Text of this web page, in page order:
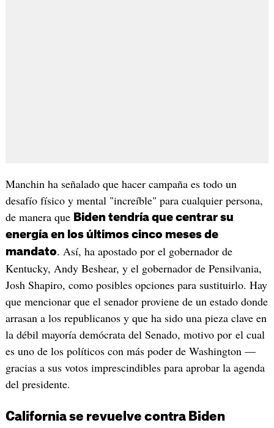
Manchin ha señalado que hacer campaña es todo un
desafío físico y mental "increíble" para cualquier persona,
de manera que Biden tendría que centrar su
energía en los últimos cinco meses de
mandato. Así, ha apostado por el gobernador de
Kentucky, Andy Beshear, y el gobernador de Pensilvania,
Josh Shapiro, como posibles opciones para sustituirlo. Hay
que mencionar que el senador proviene de un estado donde
arrasan a los republicanos y que ha sido una pieza clave en
la débil mayoría demócrata del Senado, motivo por el cual
es uno de los políticos con más poder de Washington —
gracias a sus votos imprescindibles para aprobar la agenda
del presidente.
California se revuelve contra Biden